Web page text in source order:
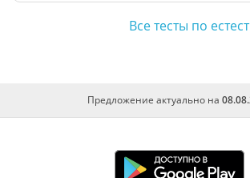
Все тесты по
Предложение актуально на